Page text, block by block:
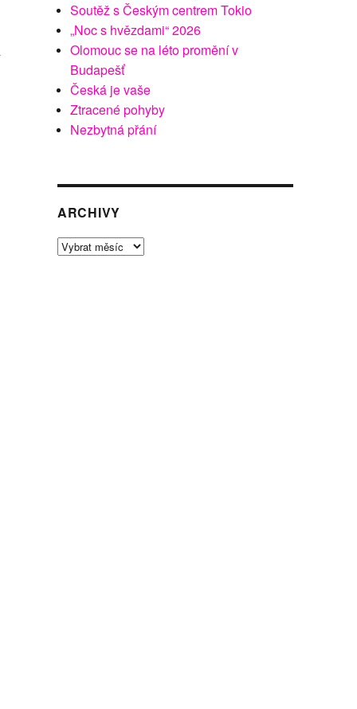
Soutěž s Českým centrem Tokio
„Noc s hvězdami“ 2026
Olomouc se na léto promění v
Budapešť
Česká je vaše
Ztracené pohyby
Nezbytná přání
ARCHIVY
Archivy